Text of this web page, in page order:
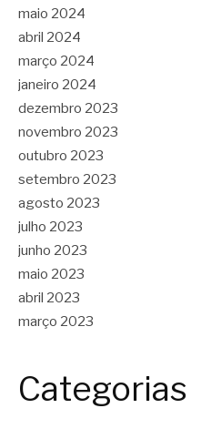
maio 2024
abril 2024
março 2024
janeiro 2024
dezembro 2023
novembro 2023
outubro 2023
setembro 2023
agosto 2023
julho 2023
junho 2023
maio 2023
abril 2023
março 2023
Categorias